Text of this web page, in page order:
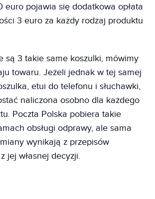
euro pojawia się dodatkowa opłata
3 euro za każdy rodzaj produktu
są 3 takie same koszulki, mówimy
towaru. Jeżeli jednak w tej samej
etui do telefonu i słuchawki,
naliczona osobno dla każdego
Poczta Polska pobiera takie
obsługi odprawy, ale sama
wynikają z przepisów
jej własnej decyzji.